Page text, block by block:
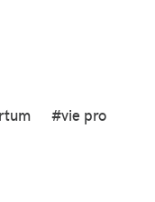
#vie pro